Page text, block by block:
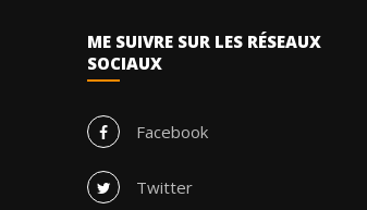
ME SUIVRE SUR LES RÉSEAUX
SOCIAUX
Facebook
Twitter